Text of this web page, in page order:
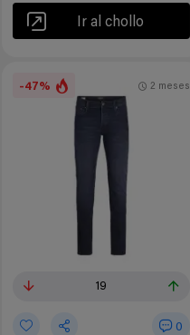
Ir al chollo
-47%
19
0
2 meses